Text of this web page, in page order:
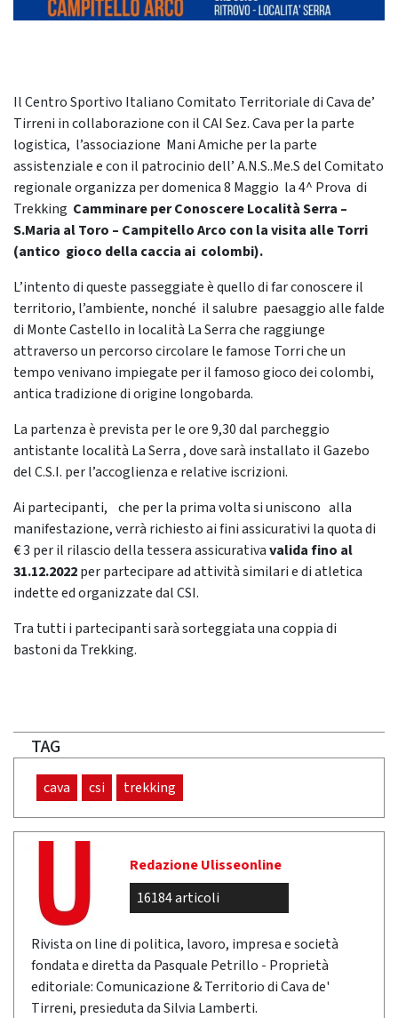
Il Centro Sportivo Italiano Comitato Territoriale di Cava de’
Tirreni in collaborazione con il CAI Sez. Cava per la parte
logistica, l’associazione Mani Amiche per la parte
assistenziale e con il patrocinio dell’ A.N.S..Me.S del Comitato
regionale organizza per domenica 8 Maggio la 4^ Prova di
Trekking Camminare per Conoscere Località Serra –
S.Maria al Toro – Campitello Arco con la visita alle Torri
(antico gioco della caccia ai colombi).
L’intento di queste passeggiate è quello di far conoscere il
territorio, l’ambiente, nonché il salubre paesaggio alle falde
di Monte Castello in località La Serra che raggiunge
attraverso un percorso circolare le famose Torri che un
tempo venivano impiegate per il famoso gioco dei colombi,
antica tradizione di origine longobarda.
La partenza è prevista per le ore 9,30 dal parcheggio
antistante località La Serra , dove sarà installato il Gazebo
del C.S.I. per l’accoglienza e relative iscrizioni.
Ai partecipanti, che per la prima volta si uniscono alla
manifestazione, verrà richiesto ai fini assicurativi la quota di
€ 3 per il rilascio della tessera assicurativavalida fino al
31.12.2022per partecipare ad attività similari e di atletica
indette ed organizzate dal CSI.
Tra tutti i partecipanti sarà sorteggiata una coppia di
bastoni da Trekking.
TAG
cava csi trekking
Redazione Ulisseonline
16184 articoli
Rivista on line di politica, lavoro, impresa e società
fondata e diretta da Pasquale Petrillo - Proprietà
editoriale: Comunicazione & Territorio di Cava de'
Tirreni, presieduta da Silvia Lamberti.